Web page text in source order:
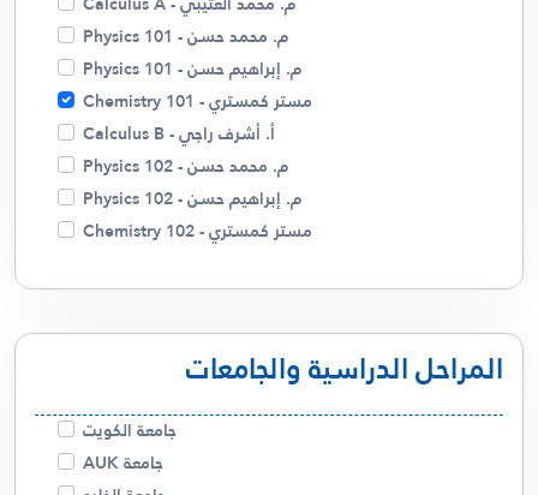
أ . منار
أ. غالية حسن
م. ميساء
د. صلاح الفضلي
م. محمد حسن - Physics 101
م. إبراهيم حسن - Physics 101
مستر كمستري - Chemistry 101
أ. أشرف راجي - Calculus B
م. محمد حسن - Physics 102
م. إبراهيم حسن - Physics 102
مستر كمستري - Chemistry 102
م. محمد حسن - Physics 121
أ. أشرف راجي - Linear Algebra
أ. أشرف راجي - Calculus C
م. محمد العتيبي - Calculus C
أ. أشرف راجي - Differential Equations
المراحل الدراسية والجامعات
جامعة الكويت
جامعة AUK